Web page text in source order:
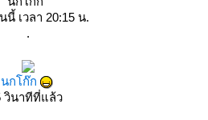
นี้ เวลา 20:15 น.
.
นกโก๊ก
วินาทีที่แล้ว